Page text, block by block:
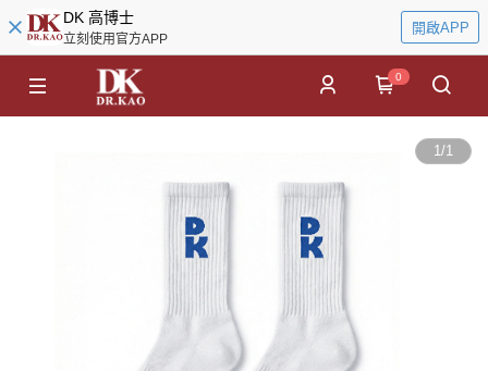
DK 高博士
立刻使用官方APP
開啟APP
0
1/1